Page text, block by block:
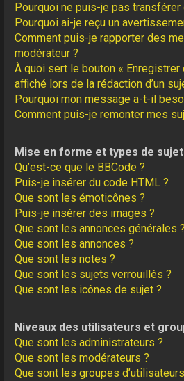
Pourquoi ne puis-je pas
Pourquoi ai-je reçu un
Comment puis-je rapporter des
modérateur ?
À quoi sert le bouton « Enregistrer
affiché lors de la rédaction d’un
Pourquoi mon message a-t-il
Comment puis-je remonter mes
Mise en forme et types de
Qu’est-ce que le BBCode ?
Puis-je insérer du code HTML ?
Que sont les émoticônes ?
Puis-je insérer des images ?
Que sont les annonces générales ?
Que sont les annonces ?
Que sont les notes ?
Que sont les sujets verrouillés ?
Que sont les icônes de sujet ?
Niveaux des utilisateurs et
Que sont les administrateurs ?
Que sont les modérateurs ?
Que sont les groupes